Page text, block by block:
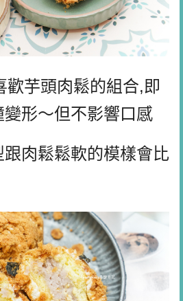
歡芋頭肉鬆的組合,即
形～但不影響口感
肉鬆鬆軟的模樣會比